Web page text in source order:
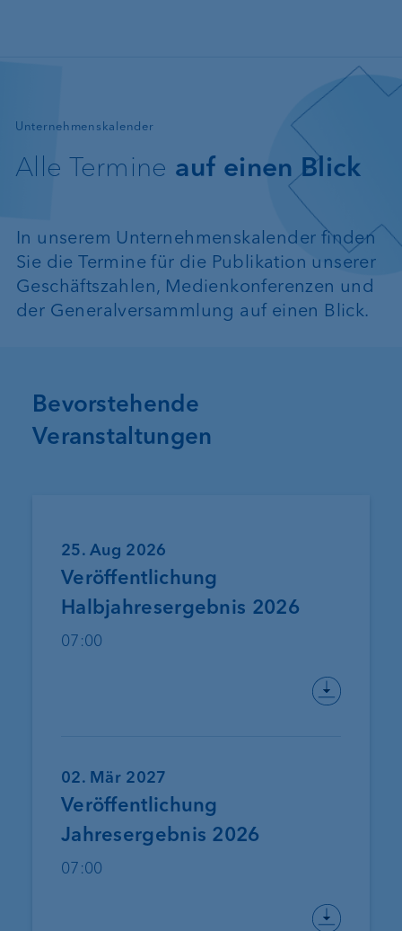
Unternehmenskalender
—
Alle Termine auf einen Blick
In unserem Unternehmenskalender finden
Sie die Termine für die Publikation unserer
Geschäftszahlen, Medienkonferenzen und
der Generalversammlung auf einen Blick.
Bevorstehende
Veranstaltungen
25. Aug 2026
Veröffentlichung
Halbjahresergebnis 2026
07:00
02. Mär 2027
Veröffentlichung
Jahresergebnis 2026
07:00